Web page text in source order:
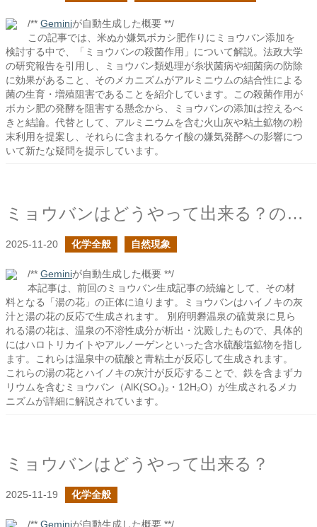
/** Geminiが自動生成した概要 **/
この記事では、米ぬか嫌気ボカシ肥作りにミョウバン添加を
検討する中で、「ミョウバンの殺菌作用」について解説。法政大学
の研究報告を引用し、ミョウバン類処理が糸状菌病や細菌病の防除
に効果があること、そのメカニズムがアルミニウムの結合性による
菌の生育・増殖阻害であることを紹介しています。この殺菌作用が
ボカシ肥の発酵を阻害する懸念から、ミョウバンの添加は控えるべ
きと結論。代替として、アルミニウムを含む火山灰や粘土鉱物の粉
末利用を提案し、それらに含まれるケイ酸の嫌気発酵への影響につ
いて新たな疑問を提示しています。
ミョウバンはどうやって出来る？の続き
2025-11-20 化学全般 自然現象
/** Geminiが自動生成した概要 **/
本記事は、前回のミョウバン生成記事の続編として、その材
料となる「湯の花」の正体に迫ります。ミョウバンはハイノキの灰
汁と湯の花の反応で生成されます。 別府明礬温泉の硫黄泉に見ら
れる湯の花は、温泉の不溶性成分が析出・沈殿したもので、具体的
にはハロトリカイトやアルノーゲンといった含水硫酸塩鉱物を指し
ます。これらは温泉中の硫酸と青粘土が反応して生成されます。
これらの湯の花とハイノキの灰汁が反応することで、鉄を含まずカ
リウムを含むミョウバン（AlK(SO₄)₂・12H₂O）が生成されるメカ
ニズムが詳細に解説されています。
ミョウバンはどうやって出来る？
2025-11-19 化学全般
/** Geminiが自動生成した概要 **/